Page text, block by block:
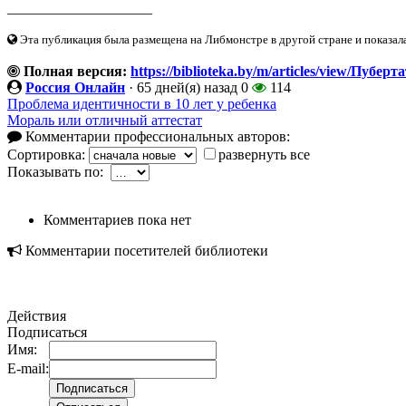
Эта публикация была размещена на Либмонстре в другой стране и
Полная версия: https://biblioteka.by/m/articles/view/
Россия Онлайн · 65 дней(я) назад 0
114
Проблема идентичности в 10 лет у ребенка
Мораль или отличный аттестат
Комментарии профессиональных авторов:
Сортировка:
развернуть все
Показывать по:
Комментариев пока нет
Комментарии посетителей библиотеки
Действия
Подписаться
Имя:
E-mail: